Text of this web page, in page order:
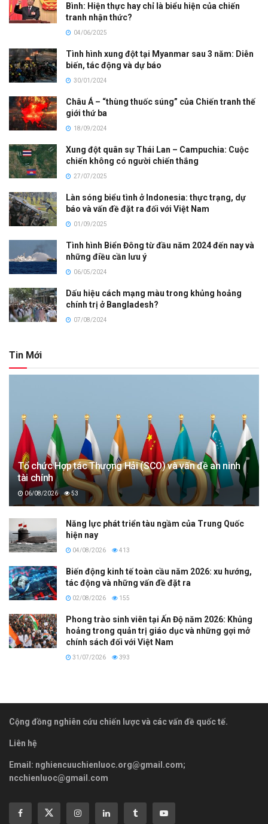
Bình: Hiện thực hay chỉ là biểu hiện của chiến
tranh nhận thức?
04/06/2025
Tình hình xung đột tại Myanmar sau 3 năm: Diễn
biến, tác động và dự báo
30/01/2024
Châu Á – “thùng thuốc súng” của Chiến tranh thế
giới thứ ba
18/09/2024
Xung đột quân sự Thái Lan – Campuchia: Cuộc
chiến không có người chiến thắng
27/07/2025
Làn sóng biểu tình ở Indonesia: thực trạng, dự
báo và vấn đề đặt ra đối với Việt Nam
01/09/2025
Tình hình Biển Đông từ đầu năm 2024 đến nay và
những điều cần lưu ý
06/05/2024
Dấu hiệu cách mạng màu trong khủng hoảng
chính trị ở Bangladesh?
07/08/2024
Tin Mới
Tổ chức Hợp tác Thượng Hải (SCO) và vấn đề an ninh
tài chính
06/08/2026 53
Năng lực phát triển tàu ngầm của Trung Quốc
hiện nay
04/08/2026 413
Biến động kinh tế toàn cầu năm 2026: xu hướng,
tác động và những vấn đề đặt ra
02/08/2026 155
Phong trào sinh viên tại Ấn Độ năm 2026: Khủng
hoảng trong quản trị giáo dục và những gợi mở
chính sách đối với Việt Nam
31/07/2026 393
Cộng đồng nghiên cứu chiến lược và các vấn đề quốc tế.
Liên hệ
Email: nghiencuuchienluoc.org@gmail.com;
ncchienluoc@gmail.com